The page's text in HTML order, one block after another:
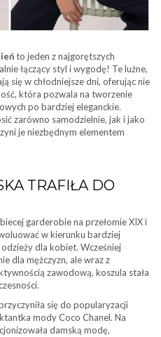
to jeden z najgorętszych
łączący styl i wygodę! Te luźne,
się w chłodniejsze dni, oferując nie
która pozwala na tworzenie
po bardziej eleganckie.
zarówno samodzielnie, jak i jako
je niezbędnym elementem
TRAFIŁA DO
garderobie na przełomie XIX i
w kierunku bardziej
dla kobiet. Wcześniej
dla mężczyzn, ale wraz z
zawodową, koszula stała
się do popularyzacji
mody Coco Chanel. Na
damską modę,